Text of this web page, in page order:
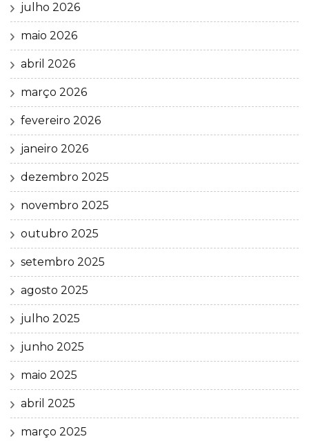
julho 2026
maio 2026
abril 2026
março 2026
fevereiro 2026
janeiro 2026
dezembro 2025
novembro 2025
outubro 2025
setembro 2025
agosto 2025
julho 2025
junho 2025
maio 2025
abril 2025
março 2025